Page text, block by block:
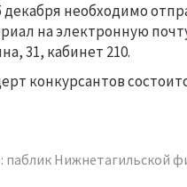
декабря необходимо
на электронную
31, кабинет 210.
конкурсантов
паблик Нижнетагильской